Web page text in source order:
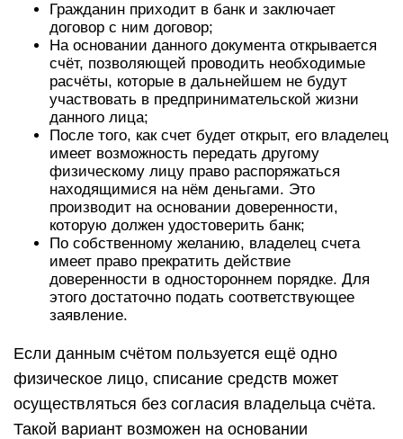
Гражданин приходит в банк и заключает
договор с ним договор;
На основании данного документа открывается
счёт, позволяющей проводить необходимые
расчёты, которые в дальнейшем не будут
участвовать в предпринимательской жизни
данного лица;
После того, как счет будет открыт, его владелец
имеет возможность передать другому
физическому лицу право распоряжаться
находящимися на нём деньгами. Это
производит на основании доверенности,
которую должен удостоверить банк;
По собственному желанию, владелец счета
имеет право прекратить действие
доверенности в одностороннем порядке. Для
этого достаточно подать соответствующее
заявление.
Если данным счётом пользуется ещё одно
физическое лицо, списание средств может
осуществляться без согласия владельца счёта.
Такой вариант возможен на основании